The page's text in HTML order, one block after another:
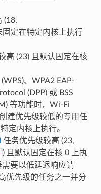
(18,
固定在特定内核上执行
高 (23) 且默认固定在核
、WPA2 EAP-
(DPP) 或 BSS
等功能时，Wi-Fi
建优先级较低的专用任
定内核上执行。
任务优先级较高 (23,
) 且默认固定在核 0 上执
需要以低延迟响应请
优先级的任务之一并分